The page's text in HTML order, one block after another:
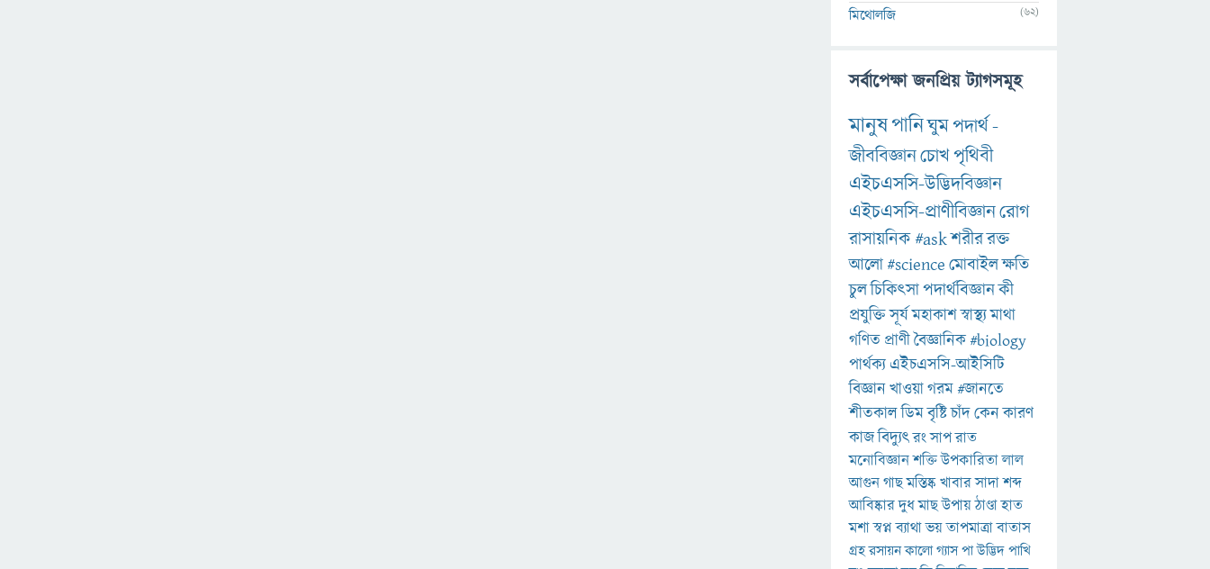
মিথোলজি (62)
সর্বাপেক্ষা জনপ্রিয় ট্যাগসমূহ
মানুষপানিঘুমপদার্থ-
জীববিজ্ঞানচোখপৃথিবী
এইচএসসি-উদ্ভিদবিজ্ঞান
এইচএসসি-প্রাণীবিজ্ঞানরোগ
রাসায়নিক#askশরীররক্ত
আলো#scienceমোবাইলক্ষতি
চুলচিকিৎসাপদার্থবিজ্ঞানকী
প্রযুক্তিসূর্যমহাকাশস্বাস্থ্যমাথা
গণিত প্রাণীবৈজ্ঞানিক#biology
পার্থক্য এইচএসসি-আইসিটি
বিজ্ঞানখাওয়াগরম#জানতে
শীতকালডিমবৃষ্টিচাঁদকেনকারণ
কাজবিদ্যুৎরংসাপরাত
মনোবিজ্ঞানশক্তিউপকারিতালাল
আগুনগাছমস্তিষ্কখাবারসাদাশব্দ
আবিষ্কারদুধমাছউপায়ঠাণ্ডাহাত
মশাস্বপ্নব্যাথাভয়তাপমাত্রাবাতাস
গ্রহরসায়নকালোগ্যাসপাউদ্ভিদপাখি